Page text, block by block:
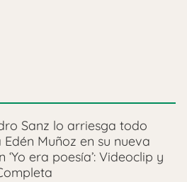
Sanz lo arriesga todo
Muñoz en su nueva
‘Yo era poesía’: Videoclip y